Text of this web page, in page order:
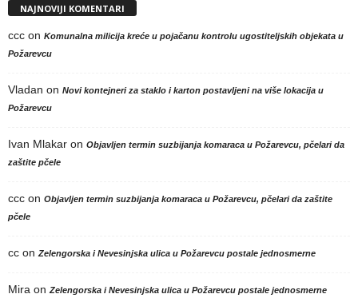
NAJNOVIJI KOMENTARI
ccc on Komunalna milicija kreće u pojačanu kontrolu ugostiteljskih objekata u
Požarevcu
Vladan on Novi kontejneri za staklo i karton postavljeni na više lokacija u
Požarevcu
Ivan Mlakar on Objavljen termin suzbijanja komaraca u Požarevcu, pčelari da
zaštite pčele
ccc on Objavljen termin suzbijanja komaraca u Požarevcu, pčelari da zaštite
pčele
cc on Zelengorska i Nevesinjska ulica u Požarevcu postale jednosmerne
Mira on Zelengorska i Nevesinjska ulica u Požarevcu postale jednosmerne